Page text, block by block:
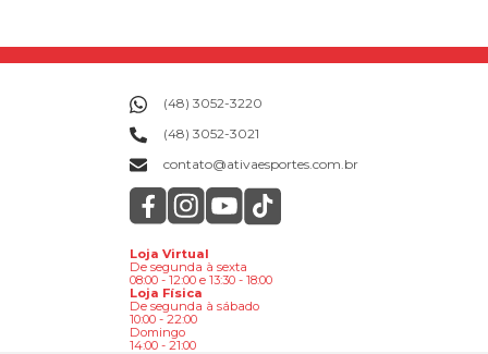
(48) 3052-3220
(48) 3052-3021
contato@ativaesportes.com.br
Loja Virtual
De segunda à sexta
08:00 - 12:00 e 13:30 - 18:00
Loja Física
De segunda à sábado
10:00 - 22:00
Domingo
14:00 - 21:00